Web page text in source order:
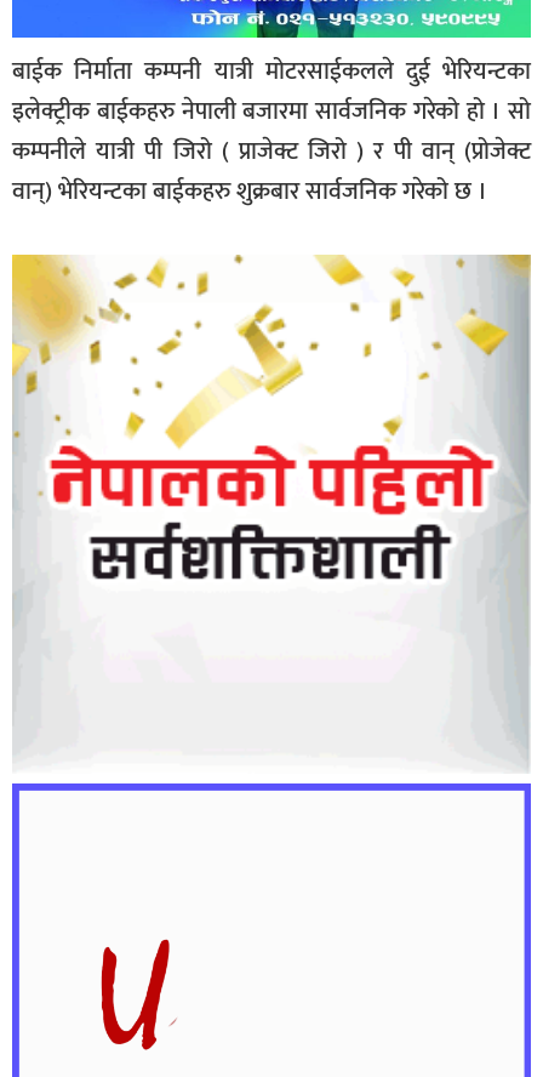
बाईक निर्माता कम्पनी यात्री मोटरसाईकलले दुई भेरियन्टका
इलेक्ट्रीक बाईकहरु नेपाली बजारमा सार्वजनिक गरेको हो । सो
कम्पनीले यात्री पी जिरो ( प्राजेक्ट जिरो ) र पी वान् (प्रोजेक्ट
वान्) भेरियन्टका बाईकहरु शुक्रबार सार्वजनिक गरेको छ ।